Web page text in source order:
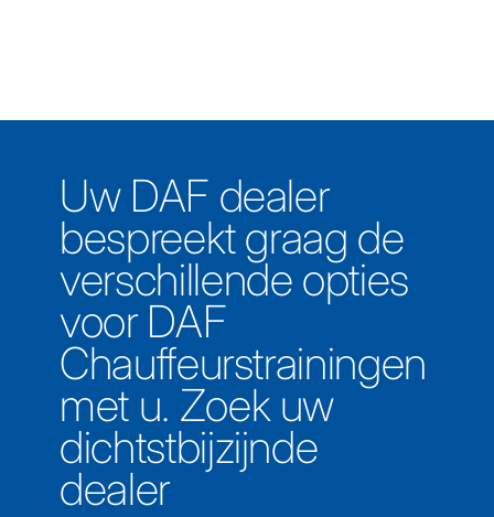
Uw DAF dealer
bespreekt graag de
verschillende opties
voor DAF
Chauffeurstrainingen
met u. Zoek uw
dichtstbijzijnde
dealer